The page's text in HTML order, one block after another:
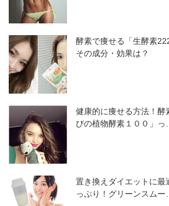
酵素で痩せる「生酵素
その成分・効果は？
健康的に痩せる方法！酵
びの植物酵素１００」っ…
置き換えダイエットに最
っぷり！グリーンスムー…